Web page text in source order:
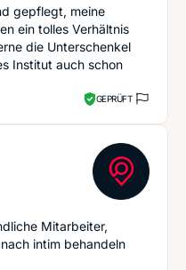
gepflegt, meine
ein tolles Verhältnis
die Unterschenkel
Institut auch schon
GEPRÜFT
Mitarbeiter,
intim behandeln